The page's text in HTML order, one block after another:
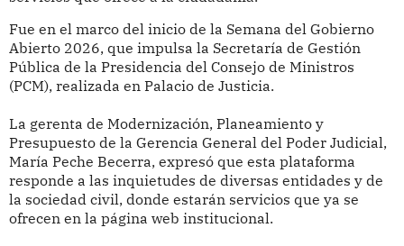
Fue en el marco del inicio de la Semana del Gobierno
Abierto 2026, que impulsa la Secretaría de Gestión
Pública de la Presidencia del Consejo de Ministros
(PCM), realizada en Palacio de Justicia.
La gerenta de Modernización, Planeamiento y
Presupuesto de la Gerencia General del Poder Judicial,
María Peche Becerra, expresó que esta plataforma
responde a las inquietudes de diversas entidades y de
la sociedad civil, donde estarán servicios que ya se
ofrecen en la página web institucional.